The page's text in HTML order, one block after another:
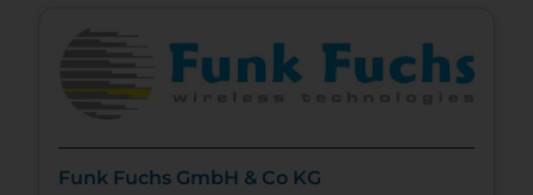
Funk Fuchs GmbH & Co KG